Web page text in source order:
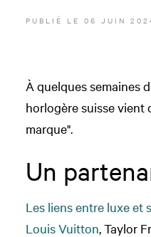
PUBLIÉ LE 06 JUIN
À quelques semaines
horlogère suisse vient
marque".
Un
Les liens entre luxe et
Louis Vuitton , Taylor